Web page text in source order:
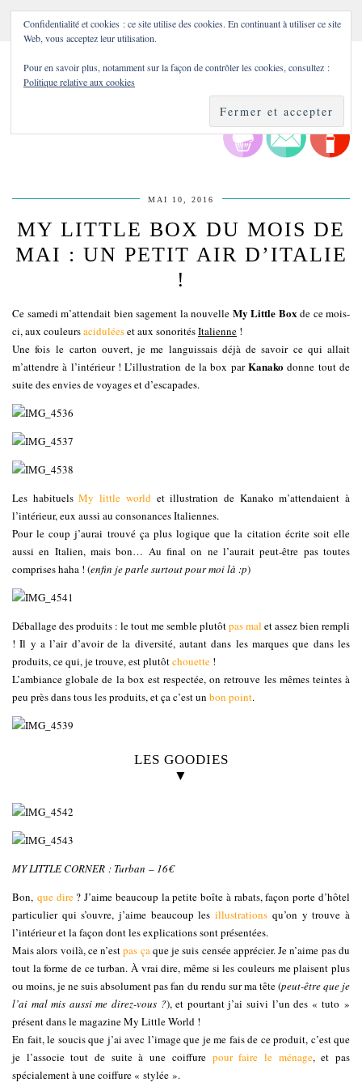
MAI 10, 2016
MY LITTLE BOX DU MOIS DE
MAI : UN PETIT AIR D’ITALIE
!
Ce samedi m’attendait bien sagement la nouvelle My Little Boxde ce mois-
ci, aux couleursaciduléeset aux sonoritésItalienne !
Une fois le carton ouvert, je me languissais déjà de savoir ce qui allait
m’attendre à l’intérieur ! L’illustration de la box parKanako donne tout de
suite des envies de voyages et d’escapades.
Les habituelsMy little worldet illustration de Kanako m’attendaient à
l’intérieur, eux aussi au consonances Italiennes.
Pour le coup j’aurai trouvé ça plus logique que la citation écrite soit elle
aussi en Italien, mais bon… Au final on ne l’aurait peut-être pas toutes
comprises haha ! (enfin je parle surtout pour moi là :p)
Déballage des produits : le tout me semble plutôtpas mal et assez bien rempli
! Il y a l’air d’avoir de la diversité, autant dans les marques que dans les
produits, ce qui, je trouve, est plutôtchouette !
L’ambiance globale de la box est respectée, on retrouve les mêmes teintes à
peu près dans tous les produits, et ça c’est un bon point.
LES GOODIES
▼
MY LITTLE CORNER : Turban – 16€
Bon, que dire? J’aime beaucoup la petite boîte à rabats, façon porte d’hôtel
particulier qui s’ouvre, j’aime beaucoup lesillustrations qu’on y trouve à
l’intérieur et la façon dont les explications sont présentées.
Mais alors voilà, ce n’estpas çaque je suis censée apprécier. Je n’aime pas du
tout la forme de ce turban. À vrai dire, même si les couleurs me plaisent plus
ou moins, je ne suis absolument pas fan du rendu sur ma tête (peut-être que je
l’ai mal mis aussi me direz-vous ?), et pourtant j’ai suivi l’un des « tuto »
présent dans le magazine My Little World !
En fait, le soucis que j’ai avec l’image que je me fais de ce produit, c’est que
je l’associe tout de suite à une coiffure pour faire le ménage, et pas
spécialement à une coiffure « stylée ».
Confidentialité et cookies : ce site utilise des cookies. En continuant à utiliser ce site
Web, vous acceptez leur utilisation.
Pour en savoir plus, notamment sur la façon de contrôler les cookies, consultez :
Politique relative aux cookies